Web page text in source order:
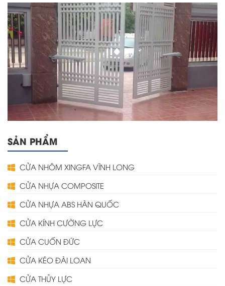
SẢN PHẨM
CỬA NHÔM XINGFA VĨNH LONG
CỬA NHỰA COMPOSITE
CỬA NHỰA ABS HÀN QUỐC
CỬA KÍNH CƯỜNG LỰC
CỬA CUỐN ĐỨC
CỬA KÉO ĐÀI LOAN
CỬA THỦY LỰC